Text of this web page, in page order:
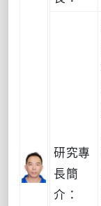
研究專
長簡
介：